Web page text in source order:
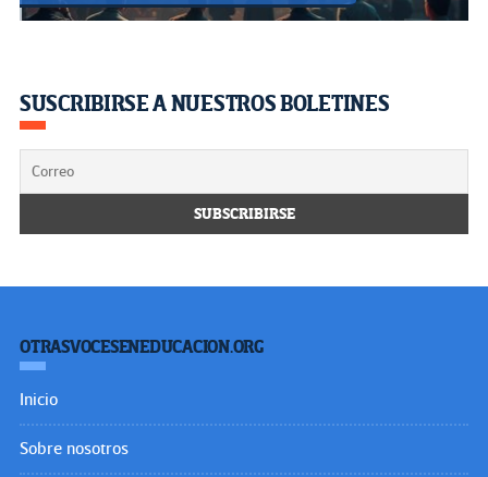
SUSCRIBIRSE A NUESTROS BOLETINES
OTRASVOCESENEDUCACION.ORG
Inicio
Sobre nosotros